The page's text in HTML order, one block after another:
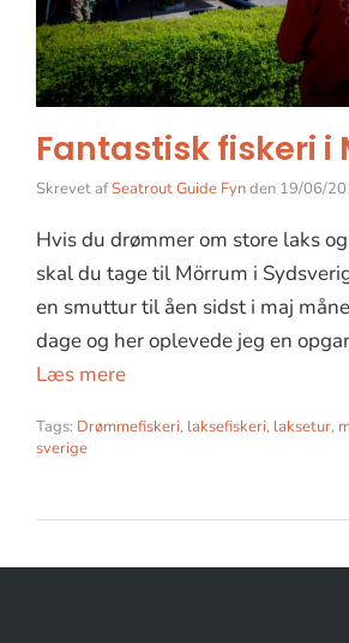
Fantastisk fiskeri i
Skrevet afSeatrout Guide Fynden 19/06/
Hvis du drømmer om store laks
skal du tage til Mörrum i
en smuttur til åen sidst i maj
dage og her oplevede jeg en
Læs mere
Tags: Drømmefiskeri, laksefiskeri, laksetur,
sverige